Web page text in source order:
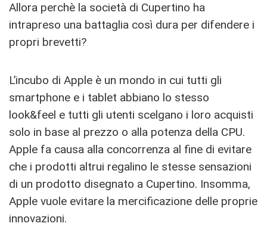
Allora perchè la società di Cupertino ha
intrapreso una battaglia così dura per difendere i
propri brevetti?
L’incubo di Apple è un mondo in cui tutti gli
smartphone e i tablet abbiano lo stesso
look&feel e tutti gli utenti scelgano i loro acquisti
solo in base al prezzo o alla potenza della CPU.
Apple fa causa alla concorrenza al fine di evitare
che i prodotti altrui regalino le stesse sensazioni
di un prodotto disegnato a Cupertino. Insomma,
Apple vuole evitare la mercificazione delle proprie
innovazioni.